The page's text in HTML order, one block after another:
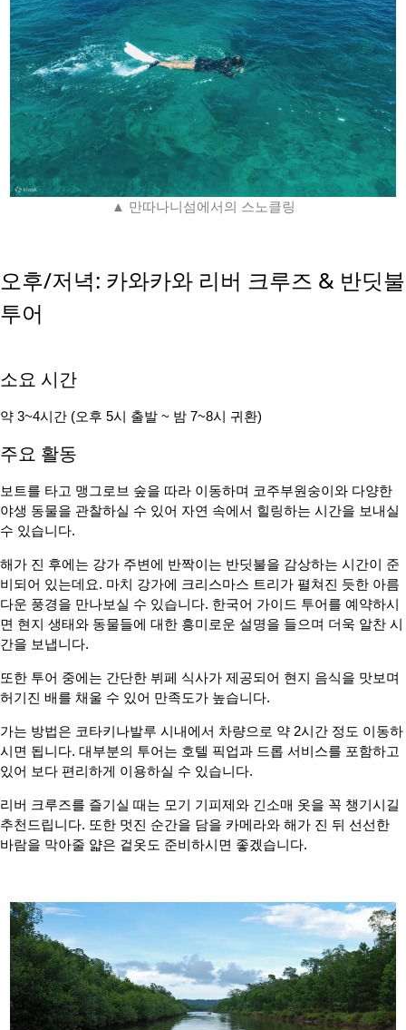
▲ 만따나니섬에서의 스노클링
오후/저녁: 카와카와 리버 크루즈 & 반딧불
투어
소요 시간
약 3~4시간 (오후 5시 출발 ~ 밤 7~8시 귀환)
주요 활동
보트를 타고 맹그로브 숲을 따라 이동하며 코주부원숭이와 다양한
야생 동물을 관찰하실 수 있어 자연 속에서 힐링하는 시간을 보내실
수 있습니다.
해가 진 후에는 강가 주변에 반짝이는 반딧불을 감상하는 시간이 준
비되어 있는데요. 마치 강가에 크리스마스 트리가 펼쳐진 듯한 아름
다운 풍경을 만나보실 수 있습니다. 한국어 가이드 투어를 예약하시
면 현지 생태와 동물들에 대한 흥미로운 설명을 들으며 더욱 알찬 시
간을 보냅니다.
또한 투어 중에는 간단한 뷔페 식사가 제공되어 현지 음식을 맛보며
허기진 배를 채울 수 있어 만족도가 높습니다.
가는 방법은 코타키나발루 시내에서 차량으로 약 2시간 정도 이동하
시면 됩니다. 대부분의 투어는 호텔 픽업과 드롭 서비스를 포함하고
있어 보다 편리하게 이용하실 수 있습니다.
리버 크루즈를 즐기실 때는 모기 기피제와 긴소매 옷을 꼭 챙기시길
추천드립니다. 또한 멋진 순간을 담을 카메라와 해가 진 뒤 선선한
바람을 막아줄 얇은 겉옷도 준비하시면 좋겠습니다.